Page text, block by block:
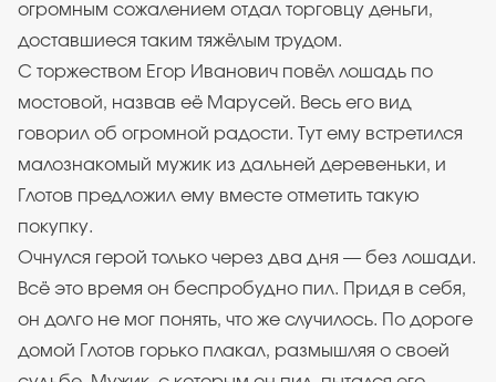
огромным сожалением отдал торговцу деньги,
доставшиеся таким тяжёлым трудом.
С торжеством Егор Иванович повёл лошадь по
мостовой, назвав её Марусей. Весь его вид
говорил об огромной радости. Тут ему встретился
малознакомый мужик из дальней деревеньки, и
Глотов предложил ему вместе отметить такую
покупку.
Очнулся герой только через два дня — без лошади.
Всё это время он беспробудно пил. Придя в себя,
он долго не мог понять, что же случилось. По дороге
домой Глотов горько плакал, размышляя о своей